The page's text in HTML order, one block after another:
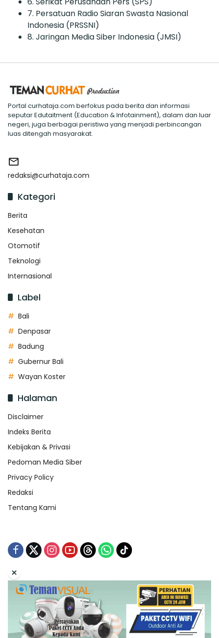
7. Persatuan Radio Siaran Swasta Nasional
Indonesia (PRSSNI)
8. Jaringan Media Siber Indonesia (JMSI)
Portal curhataja.com berfokus pada berita dan informasi
seputar Edutaitment (Education & Infotainment), dalam dan luar
negeri, juga berbagai peristiwa yang menjadi perbincangan
luas ditengah masyarakat.
redaksi@curhataja.com
Kategori
Berita
Kesehatan
Otomotif
Teknologi
Internasional
Label
Bali
Denpasar
Badung
Gubernur Bali
Wayan Koster
Halaman
Disclaimer
Indeks Berita
Kebijakan & Privasi
Pedoman Media Siber
Privacy Policy
Redaksi
Tentang Kami
Tentang Kami Redaksi
Indeks Berita
Disclaimer
Pedoman Media Siber
Kebijakan & Privasi
Copyright © 2026 Teman Curhat Production. All Right
×